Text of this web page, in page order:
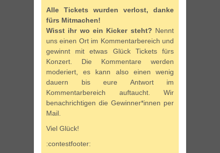
Alle Tickets wurden verlost, danke
fürs Mitmachen!
Wisst ihr wo ein Kicker steht? Nennt
uns einen Ort im Kommentarbereich und
gewinnt mit etwas Glück Tickets fürs
Konzert. Die Kommentare werden
moderiert, es kann also einen wenig
dauern bis eure Antwort im
Kommentarbereich auftaucht. Wir
benachrichtigen die Gewinner*innen per
Mail.
Viel Glück!
:contestfooter: